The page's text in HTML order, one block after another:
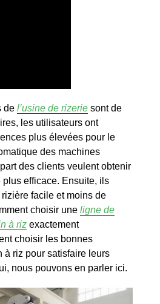
de l’usine de rizeriesont de
les utilisateurs ont
plus élevées pour le
des machines
des clients veulent obtenir
efficace. Ensuite, ils
facile et moins de
choisir une ligne de
à rizexactement
choisir les bonnes
à riz pour satisfaire leurs
nous pouvons en parler ici.